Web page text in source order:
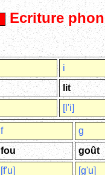
Ecriture
i
lit
[l'i]
f g
fou goût
[f'u] [g'u]